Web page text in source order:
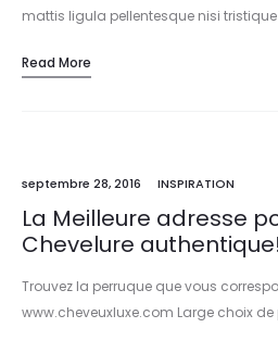
mattis ligula pellentesque nisi
Read More
septembre 28, 2016 INSPIRATION
La Meilleure adresse
Chevelure authentique!
Trouvez la perruque que vous
www.cheveuxluxe.com Large choix de